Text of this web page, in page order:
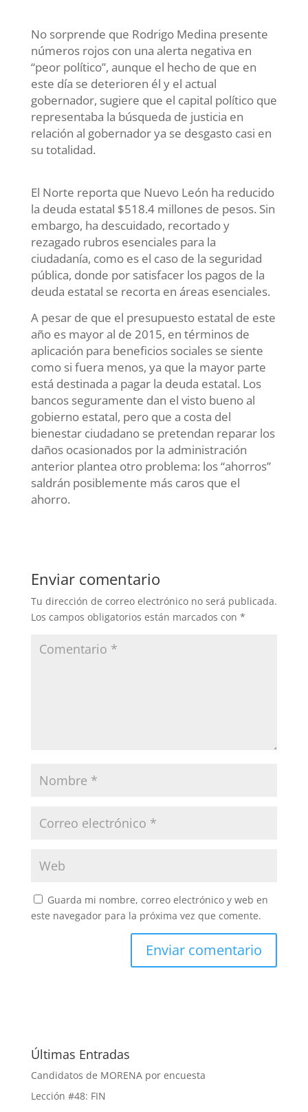
No sorprende que Rodrigo Medina presente
números rojos con una alerta negativa en
“peor político”, aunque el hecho de que en
este día se deterioren él y el actual
gobernador, sugiere que el capital político que
representaba la búsqueda de justicia en
relación al gobernador ya se desgasto casi en
su totalidad.
El Norte reporta que Nuevo León ha reducido
la deuda estatal $518.4 millones de pesos. Sin
embargo, ha descuidado, recortado y
rezagado rubros esenciales para la
ciudadanía, como es el caso de la seguridad
pública, donde por satisfacer los pagos de la
deuda estatal se recorta en áreas esenciales.
A pesar de que el presupuesto estatal de este
año es mayor al de 2015, en términos de
aplicación para beneficios sociales se siente
como si fuera menos, ya que la mayor parte
está destinada a pagar la deuda estatal. Los
bancos seguramente dan el visto bueno al
gobierno estatal, pero que a costa del
bienestar ciudadano se pretendan reparar los
daños ocasionados por la administración
anterior plantea otro problema: los “ahorros”
saldrán posiblemente más caros que el
ahorro.
Enviar comentario
Tu dirección de correo electrónico no será publicada.
Los campos obligatorios están marcados con *
Guarda mi nombre, correo electrónico y web en
este navegador para la próxima vez que comente.
Últimas Entradas
Candidatos de MORENA por encuesta
Lección #48: FIN